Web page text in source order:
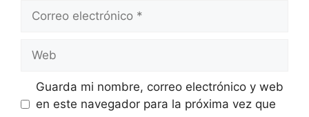
Correo
Web
Guarda mi nombre, correo electrónico y web
en este navegador para la próxima vez que